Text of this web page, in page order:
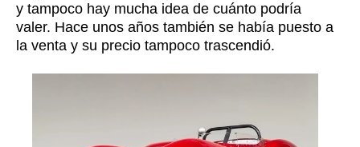
y tampoco hay mucha idea de cuánto podría
valer. Hace unos años también se había puesto a
la venta y su precio tampoco trascendió.